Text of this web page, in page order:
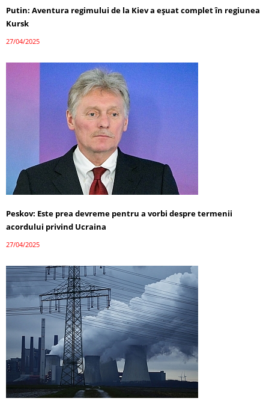
Putin: Aventura regimului de la Kiev a eșuat complet în regiunea
Kursk
27/04/2025
Peskov: Este prea devreme pentru a vorbi despre termenii
acordului privind Ucraina
27/04/2025